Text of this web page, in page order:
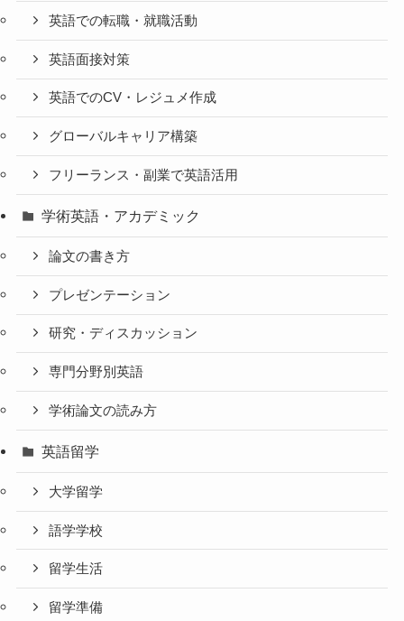
英語での転職・就職活動
英語面接対策
英語でのCV・レジュメ作成
グローバルキャリア構築
フリーランス・副業で英語活用
学術英語・アカデミック
論文の書き方
プレゼンテーション
研究・ディスカッション
専門分野別英語
学術論文の読み方
英語留学
大学留学
語学学校
留学生活
留学準備